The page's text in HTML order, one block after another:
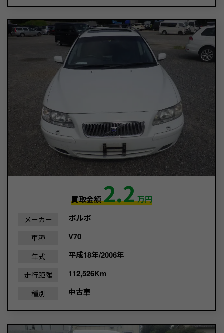
買取金額2.2万円
メーカー ボルボ
車種 V70
年式 平成18年/2006年
走行距離 112,526Km
種別 中古車